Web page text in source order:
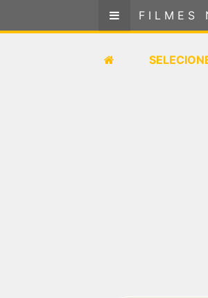
FILMES
FILMES NO CINEMA
SELECIONE SUA LOCALIZAÇÃO